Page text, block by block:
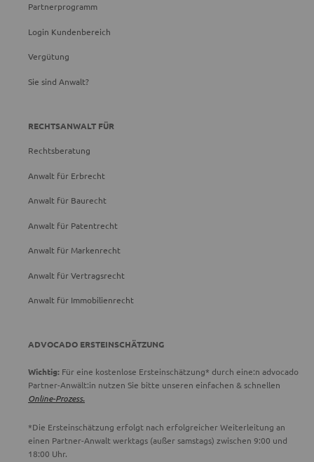
Partnerprogramm
Login Kundenbereich
Vergütung
Sie sind Anwalt?
RECHTSANWALT FÜR
Rechtsberatung
Anwalt für Erbrecht
Anwalt für Baurecht
Anwalt für Patentrecht
Anwalt für Markenrecht
Anwalt für Vertragsrecht
Anwalt für Immobilienrecht
ADVOCADO ERSTEINSCHÄTZUNG
Wichtig: Für eine kostenlose Ersteinschätzung* durch eine:n advocado
Partner-Anwält:in nutzen Sie bitte unseren einfachen & schnellen
Online-Prozess.
*Die Ersteinschätzung erfolgt nach erfolgreicher Weiterleitung an
einen Partner-Anwalt werktags (außer samstags) zwischen 9:00 und
18:00 Uhr.